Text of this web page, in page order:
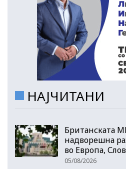
НАЈЧИТАНИ
Британската
надворешна
во Европа,
05/08/2026